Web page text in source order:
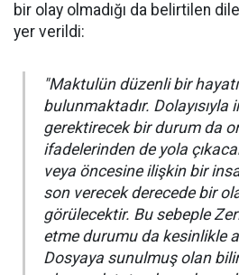
bir olay olmadığı da belirtilen
yer verildi:
"Maktulün düzenli bir
bulunmaktadır.
gerektirecek bir durum da
ifadelerinden de yola
veya öncesine ilişkin bir
son verecek derecede bir
görülecektir. Bu sebeple
etme durumu da kesinlikle
Dosyaya sunulmuş olan